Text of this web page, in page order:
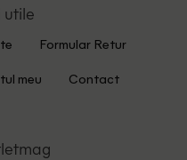
utile
Formular Retur
meu Contact